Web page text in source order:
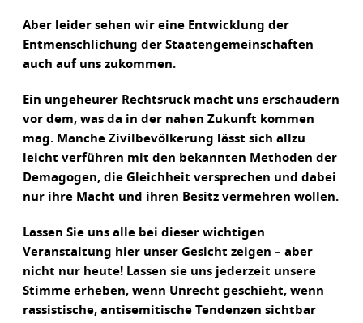
Aber leider sehen wir eine Entwicklung der
Entmenschlichung der Staatengemeinschaften
auch auf uns zukommen.
Ein ungeheurer Rechtsruck macht uns erschaudern
vor dem, was da in der nahen Zukunft kommen
mag. Manche Zivilbevölkerung lässt sich allzu
leicht verführen mit den bekannten Methoden der
Demagogen, die Gleichheit versprechen und dabei
nur ihre Macht und ihren Besitz vermehren wollen.
Lassen Sie uns alle bei dieser wichtigen
Veranstaltung hier unser Gesicht zeigen – aber
nicht nur heute! Lassen sie uns jederzeit unsere
Stimme erheben, wenn Unrecht geschieht, wenn
rassistische, antisemitische Tendenzen sichtbar